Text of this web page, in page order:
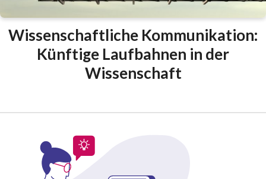
Wissenschaftliche Kommunikation:
Künftige Laufbahnen in der
Wissenschaft